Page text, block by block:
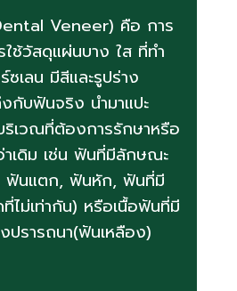
Veneer) คือ การ
ช้วัสดุแผ่นบาง ใส ที่ทำ
เลน มีสีและรูปร่าง
กับฟันจริง นำมาแปะ
ริเวณที่ต้องการรักษาหรือ
าเดิม เช่น ฟันที่มีลักษณะ
ฟันแตก, ฟันหัก, ฟันที่มี
ไม่เท่ากัน) หรือเนื้อฟันที่มี
ปรารถนา(ฟันเหลือง)